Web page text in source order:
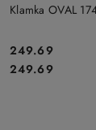
Klamka OVAL
Cena:
249.69
Cena:
249.69